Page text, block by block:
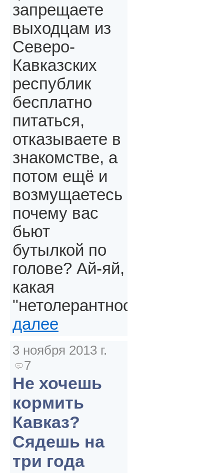
запрещаете
выходцам из
Северо-
Кавказских
республик
бесплатно
питаться,
отказываете в
знакомстве, а
потом ещё и
возмущаетесь
почему вас
бьют
бутылкой по
голове? Ай-яй,
какая
"нетолерантность".
далее
3 ноября 2013 г.
7
Не хочешь
кормить
Кавказ?
Сядешь на
три года